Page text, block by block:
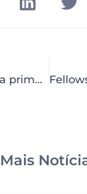
SPCC realiza primeira reunião integrada do Comitê de Privacidade e Proteção de Dados
Mais